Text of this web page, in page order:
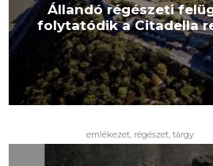
Állandó régészeti
folytatódik a Citadella
emlékezet, régészet, tárgy